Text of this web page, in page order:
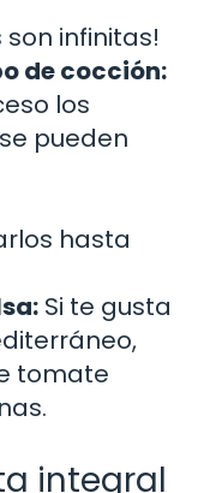
son infinitas!
de cocción:
los
pueden
hasta
Si te gusta
tomate
integral